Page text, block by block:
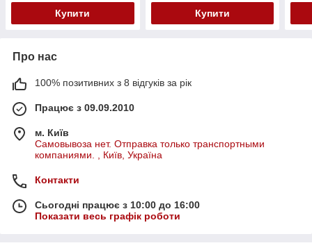
Купити Купити
Про нас
100% позитивних з 8 відгуків за рік
Працює з 09.09.2010
м. Київ
Самовывоза нет. Отправка только транспортными
компаниями. , Київ, Україна
Контакти
Сьогодні працює з 10:00 до 16:00
Показати весь графік роботи